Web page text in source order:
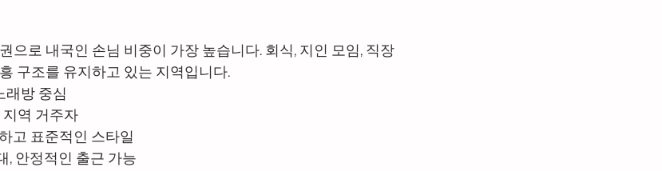
웨디시알바 마사지구인 마사지알바
다음비즈니스
으로 내국인 손님 비중이 가장 높습니다. 회식, 지인 모임, 직장
구조를 유지하고 있는 지역입니다.
래방 중심
지역 거주자
고 표준적인 스타일
, 안정적인 출근 가능